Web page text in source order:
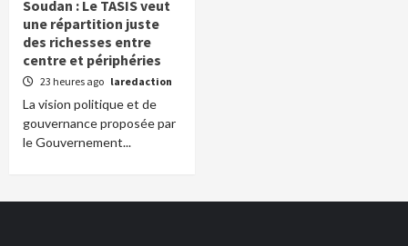
Soudan : Le TASIS veut
une répartition juste
des richesses entre
centre et périphéries
23 heures ago laredaction
La vision politique et de
gouvernance proposée par
le Gouvernement...